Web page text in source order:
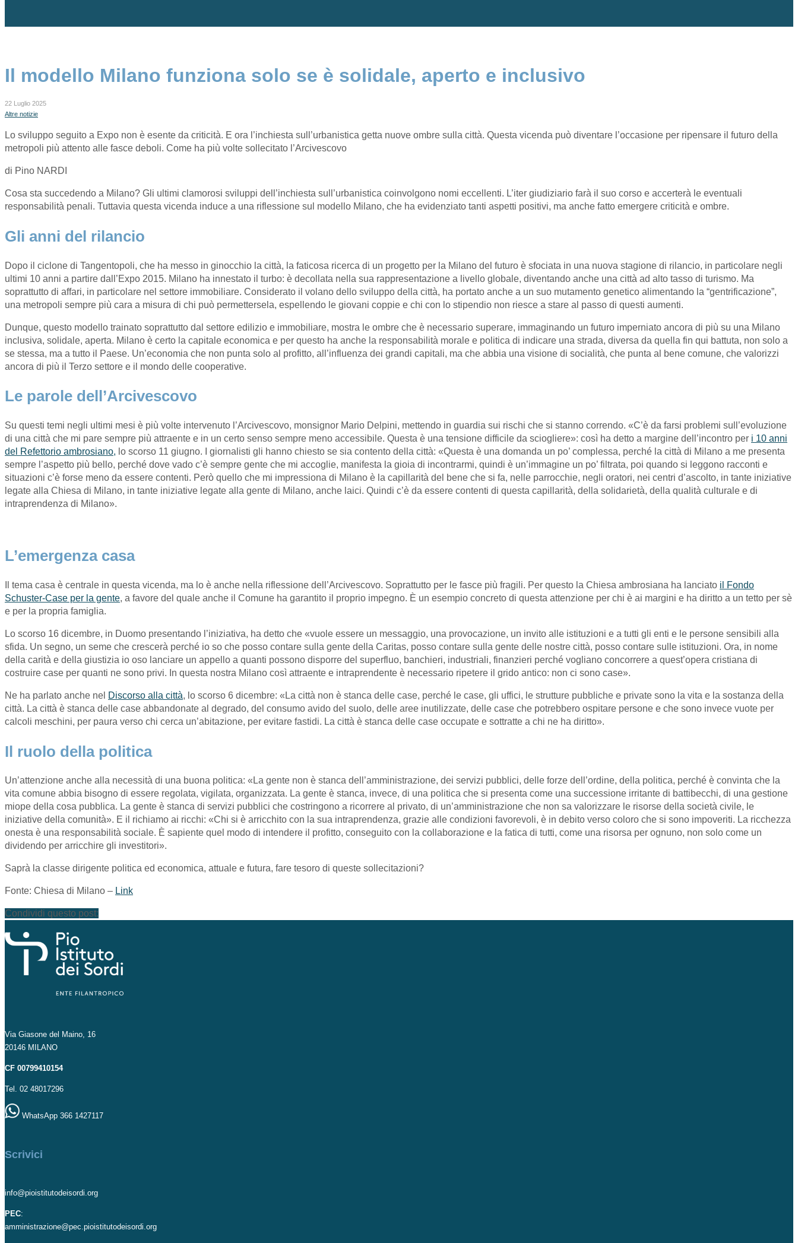
Il modello Milano funziona solo se è solidale, aperto e inclusivo
22 Luglio 2025
Altre notizie
Lo sviluppo seguito a Expo non è esente da criticità. E ora l’inchiesta sull’urbanistica getta nuove ombre sulla città. Questa vicenda può diventare l’occasione per ripensare il futuro della
metropoli più attento alle fasce deboli. Come ha più volte sollecitato l’Arcivescovo
di Pino NARDI
Cosa sta succedendo a Milano? Gli ultimi clamorosi sviluppi dell’inchiesta sull’urbanistica coinvolgono nomi eccellenti. L’iter giudiziario farà il suo corso e accerterà le eventuali
responsabilità penali. Tuttavia questa vicenda induce a una riflessione sul modello Milano, che ha evidenziato tanti aspetti positivi, ma anche fatto emergere criticità e ombre.
Gli anni del rilancio
Dopo il ciclone di Tangentopoli, che ha messo in ginocchio la città, la faticosa ricerca di un progetto per la Milano del futuro è sfociata in una nuova stagione di rilancio, in particolare negli
ultimi 10 anni a partire dall’Expo 2015. Milano ha innestato il turbo: è decollata nella sua rappresentazione a livello globale, diventando anche una città ad alto tasso di turismo. Ma
soprattutto di affari, in particolare nel settore immobiliare. Considerato il volano dello sviluppo della città, ha portato anche a un suo mutamento genetico alimentando la “gentrificazione”,
una metropoli sempre più cara a misura di chi può permettersela, espellendo le giovani coppie e chi con lo stipendio non riesce a stare al passo di questi aumenti.
Dunque, questo modello trainato soprattutto dal settore edilizio e immobiliare, mostra le ombre che è necessario superare, immaginando un futuro imperniato ancora di più su una Milano
inclusiva, solidale, aperta. Milano è certo la capitale economica e per questo ha anche la responsabilità morale e politica di indicare una strada, diversa da quella fin qui battuta, non solo a
se stessa, ma a tutto il Paese. Un’economia che non punta solo al profitto, all’influenza dei grandi capitali, ma che abbia una visione di socialità, che punta al bene comune, che valorizzi
ancora di più il Terzo settore e il mondo delle cooperative.
Le parole dell’Arcivescovo
Su questi temi negli ultimi mesi è più volte intervenuto l’Arcivescovo, monsignor Mario Delpini, mettendo in guardia sui rischi che si stanno correndo. «C’è da farsi problemi sull’evoluzione
di una città che mi pare sempre più attraente e in un certo senso sempre meno accessibile. Questa è una tensione difficile da sciogliere»: così ha detto a margine dell’incontro per i 10 anni
del Refettorio ambrosiano, lo scorso 11 giugno. I giornalisti gli hanno chiesto se sia contento della città: «Questa è una domanda un po’ complessa, perché la città di Milano a me presenta
sempre l’aspetto più bello, perché dove vado c’è sempre gente che mi accoglie, manifesta la gioia di incontrarmi, quindi è un’immagine un po’ filtrata, poi quando si leggono racconti e
situazioni c’è forse meno da essere contenti. Però quello che mi impressiona di Milano è la capillarità del bene che si fa, nelle parrocchie, negli oratori, nei centri d’ascolto, in tante iniziative
legate alla Chiesa di Milano, in tante iniziative legate alla gente di Milano, anche laici. Quindi c’è da essere contenti di questa capillarità, della solidarietà, della qualità culturale e di
intraprendenza di Milano».
L’emergenza casa
Il tema casa è centrale in questa vicenda, ma lo è anche nella riflessione dell’Arcivescovo. Soprattutto per le fasce più fragili. Per questo la Chiesa ambrosiana ha lanciato il Fondo
Schuster-Case per la gente, a favore del quale anche il Comune ha garantito il proprio impegno. È un esempio concreto di questa attenzione per chi è ai margini e ha diritto a un tetto per sè
e per la propria famiglia.
Lo scorso 16 dicembre, in Duomo presentando l’iniziativa, ha detto che «vuole essere un messaggio, una provocazione, un invito alle istituzioni e a tutti gli enti e le persone sensibili alla
sfida. Un segno, un seme che crescerà perché io so che posso contare sulla gente della Caritas, posso contare sulla gente delle nostre città, posso contare sulle istituzioni. Ora, in nome
della carità e della giustizia io oso lanciare un appello a quanti possono disporre del superfluo, banchieri, industriali, finanzieri perché vogliano concorrere a quest’opera cristiana di
costruire case per quanti ne sono privi. In questa nostra Milano così attraente e intraprendente è necessario ripetere il grido antico: non ci sono case».
Ne ha parlato anche nel Discorso alla città, lo scorso 6 dicembre: «La città non è stanca delle case, perché le case, gli uffici, le strutture pubbliche e private sono la vita e la sostanza della
città. La città è stanca delle case abbandonate al degrado, del consumo avido del suolo, delle aree inutilizzate, delle case che potrebbero ospitare persone e che sono invece vuote per
calcoli meschini, per paura verso chi cerca un’abitazione, per evitare fastidi. La città è stanca delle case occupate e sottratte a chi ne ha diritto».
Il ruolo della politica
Un’attenzione anche alla necessità di una buona politica: «La gente non è stanca dell’amministrazione, dei servizi pubblici, delle forze dell’ordine, della politica, perché è convinta che la
vita comune abbia bisogno di essere regolata, vigilata, organizzata. La gente è stanca, invece, di una politica che si presenta come una successione irritante di battibecchi, di una gestione
miope della cosa pubblica. La gente è stanca di servizi pubblici che costringono a ricorrere al privato, di un’amministrazione che non sa valorizzare le risorse della società civile, le
iniziative della comunità». E il richiamo ai ricchi: «Chi si è arricchito con la sua intraprendenza, grazie alle condizioni favorevoli, è in debito verso coloro che si sono impoveriti. La ricchezza
onesta è una responsabilità sociale. È sapiente quel modo di intendere il profitto, conseguito con la collaborazione e la fatica di tutti, come una risorsa per ognuno, non solo come un
dividendo per arricchire gli investitori».
Saprà la classe dirigente politica ed economica, attuale e futura, fare tesoro di queste sollecitazioni?
Fonte: Chiesa di Milano – Link
Condividi questo post:
Via Giasone del Maino, 16
20146 MILANO
CF 00799410154
Tel. 02 48017296
WhatsApp 366 1427117
Scrivici
info@pioistitutodeisordi.org
PEC:
amministrazione@pec.pioistitutodeisordi.org